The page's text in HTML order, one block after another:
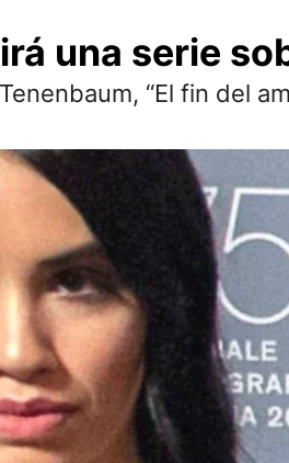
una serie
“El fin del